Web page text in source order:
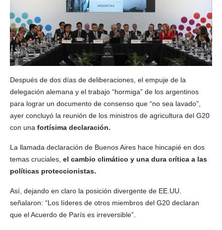
Después de dos días de deliberaciones, el empuje de la
delegación alemana y el trabajo “hormiga” de los argentinos
para lograr un documento de consenso que “no sea lavado”,
ayer concluyó la reunión de los ministros de agricultura del G20
con una fortísima declaración.
La llamada declaración de Buenos Aires hace hincapié en dos
temas cruciales, el cambio climático y una dura crítica a las
políticas proteccionistas.
Así, dejando en claro la posición divergente de EE.UU.
señalaron: “Los líderes de otros miembros del G20 declaran
que el Acuerdo de París es irreversible”.